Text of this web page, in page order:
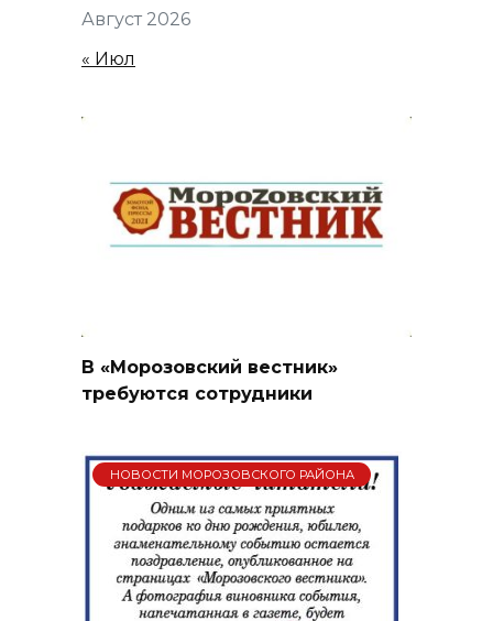
Август 2026
« Июл
В «Морозовский вестник»
требуются сотрудники
НОВОСТИ МОРОЗОВСКОГО РАЙОНА